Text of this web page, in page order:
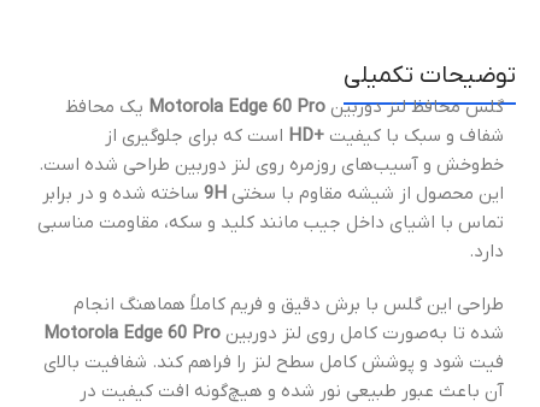
توضیحات تکمیلی
گلس محافظ لنز دوربین Motorola Edge 60 Pro یک محافظ
شفاف و سبک با کیفیت +HD
است که برای جلوگیری از
خط‌وخش و آسیب‌های روزمره روی لنز دوربین طراحی شده است.
این محصول از شیشه مقاوم با سختی 9H ساخته شده و در برابر
تماس با اشیای داخل جیب مانند کلید و سکه، مقاومت مناسبی
دارد.
طراحی این گلس با برش دقیق و فریم کاملاً هماهنگ انجام
شده تا به‌صورت کامل روی لنز دوربین Motorola Edge 60 Pro
فیت شود و پوشش کامل سطح لنز را فراهم کند. شفافیت بالای
آن باعث عبور طبیعی نور شده و هیچ‌گونه افت کیفیت در